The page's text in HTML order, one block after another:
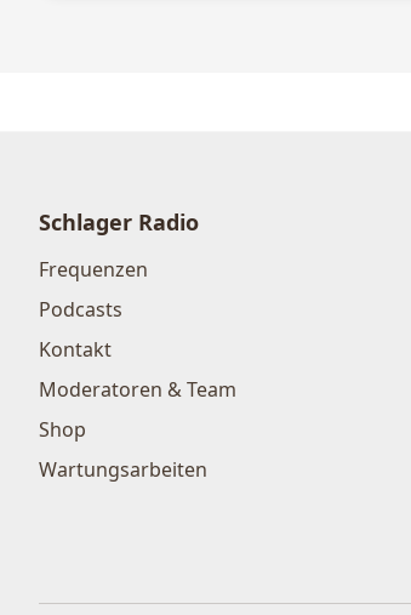
Schlager Radio
Frequenzen
Podcasts
Kontakt
Moderatoren & Team
Shop
Wartungsarbeiten